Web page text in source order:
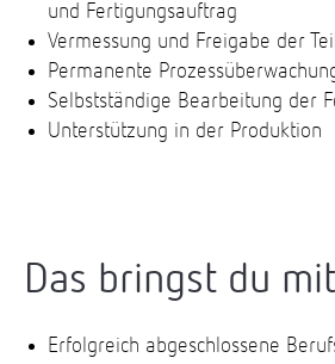
und Fertigungsauftrag
Vermessung und Freigabe der
Permanente
Selbstständige Bearbeitung der
Unterstützung in der Produktion
Das bringst du mit
Erfolgreich abgeschlossene